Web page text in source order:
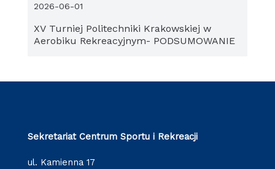
XV Turniej Politechniki Krakowskiej w
Aerobiku Rekreacyjnym- PODSUMOWANIE
2026-06-01
Sekretariat Centrum Sportu i Rekreacji
ul. Kamienna 17